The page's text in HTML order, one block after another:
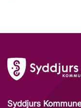
Syddjurs